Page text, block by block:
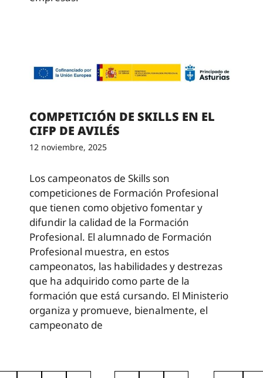
COMPETICIÓN DE SKILLS EN EL
CIFP DE AVILÉS
12 noviembre, 2025
Los campeonatos de Skills son
competiciones de Formación Profesional
que tienen como objetivo fomentar y
difundir la calidad de la Formación
Profesional. El alumnado de Formación
Profesional muestra, en estos
campeonatos, las habilidades y destrezas
que ha adquirido como parte de la
formación que está cursando. El Ministerio
organiza y promueve, bienalmente, el
campeonato de